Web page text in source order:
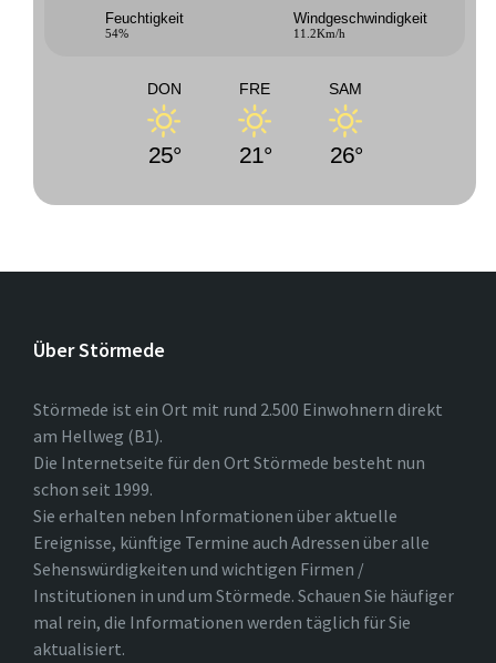
Feuchtigkeit
54%
Windgeschwindigkeit
11.2Km/h
DON
25°
FRE
21°
SAM
26°
Über Störmede
Störmede ist ein Ort mit rund 2.500 Einwohnern direkt
am Hellweg (B1).
Die Internetseite für den Ort Störmede besteht nun
schon seit 1999.
Sie erhalten neben Informationen über aktuelle
Ereignisse, künftige Termine auch Adressen über alle
Sehenswürdigkeiten und wichtigen Firmen /
Institutionen in und um Störmede. Schauen Sie häufiger
mal rein, die Informationen werden täglich für Sie
aktualisiert.